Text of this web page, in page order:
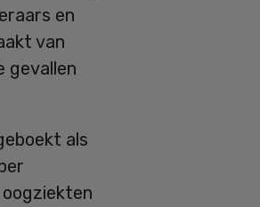
en
van
gevallen
als